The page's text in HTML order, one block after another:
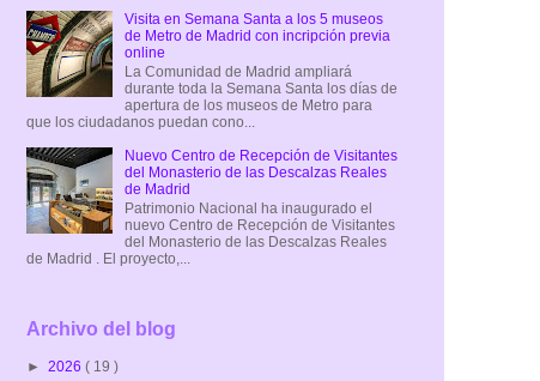
Visita en Semana Santa a los 5 museos
de Metro de Madrid con incripción previa
online
La Comunidad de Madrid ampliará
durante toda la Semana Santa los días de
apertura de los museos de Metro para
que los ciudadanos puedan cono...
Nuevo Centro de Recepción de Visitantes
del Monasterio de las Descalzas Reales
de Madrid
Patrimonio Nacional ha inaugurado el
nuevo Centro de Recepción de Visitantes
del Monasterio de las Descalzas Reales
de Madrid . El proyecto,...
Archivo del blog
► 2026 ( 19 )